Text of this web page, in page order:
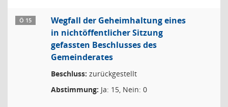
Ö 15
Wegfall der Geheimhaltung eines
in nichtöffentlicher Sitzung
gefassten Beschlusses des
Gemeinderates
Beschluss: zurückgestellt
Abstimmung: Ja: 15, Nein: 0